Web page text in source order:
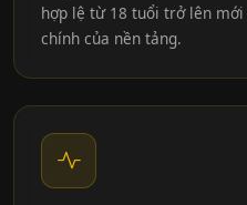
hợp lệ từ 18 tuổi trở lên
chính của nền tảng.